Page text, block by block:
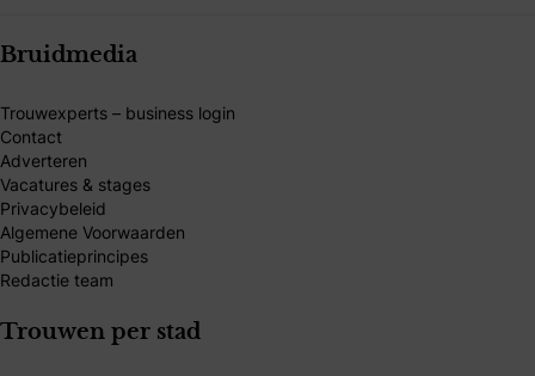
Bruidmedia
Trouwexperts – business login
Contact
Adverteren
Vacatures & stages
Privacybeleid
Algemene Voorwaarden
Publicatieprincipes
Redactie team
Trouwen per stad